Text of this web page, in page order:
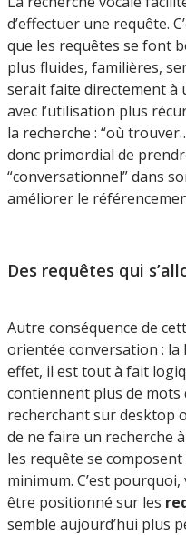
d’effectuer une requête.
que les requêtes se font
plus fluides, familières,
serait faite directement à
avec l’utilisation plus
la recherche : “où
donc primordial de
“conversationnel” dans
améliorer le
Des requêtes qui
Autre conséquence de
orientée conversation : la
effet, il est tout à fait
contiennent plus de mots
recherchant sur desktop
de ne faire un recherche
les requête se
minimum. C’est
être positionné sur les
semble aujourd’hui plus